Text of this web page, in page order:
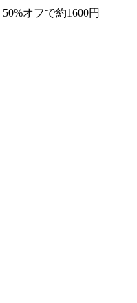
オフで約1600円